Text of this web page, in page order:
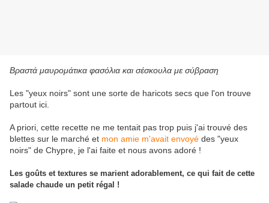
Βραστά μαυρομάτικα φασόλια και σέσκουλα με σύβραση
Les "yeux noirs" sont une sorte de haricots secs que l'on trouve
partout ici.
A priori, cette recette ne me tentait pas trop puis j'ai trouvé des
blettes sur le marché et mon amie m'avait envoyé des "yeux
noirs" de Chypre, je l'ai faite et nous avons adoré !
Les goûts et textures se marient adorablement, ce qui fait de cette
salade chaude un petit régal !